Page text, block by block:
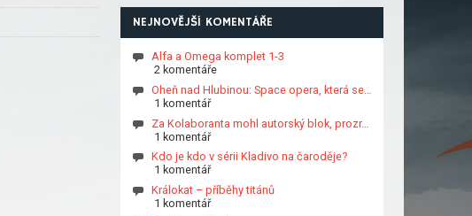
NEJNOVĚJŠÍ KOMENTÁŘE
Alfa a Omega komplet 1-3
2 komentáře
Oheň nad Hlubinou: Space opera, která se…
1 komentář
Za Kolaboranta mohl autorský blok, prozr…
1 komentář
Kdo je kdo v sérii Kladivo na čaroděje?
1 komentář
Králokat – příběhy titánů
1 komentář